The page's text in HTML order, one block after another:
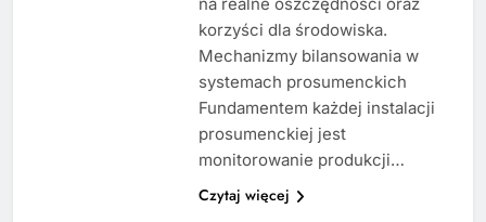
korzyści dla środowiska.
Mechanizmy bilansowania w
systemach prosumenckich
Fundamentem każdej instalacji
prosumenckiej jest
monitorowanie produkcji…
Czytaj więcej